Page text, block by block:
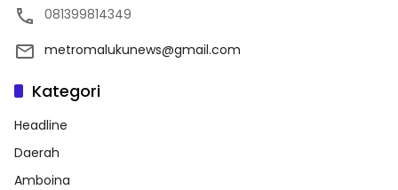
081399814349
metromalukunews@gmail.com
Kategori
Headline
Daerah
Amboina